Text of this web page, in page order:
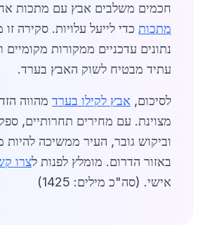
חכמים משלבים אבץ עם מתכות
מתכות כדי לייעל עלויות. סקירה
נתונים עדכניים ממקורות מקומיים
עתיד מבטיח לשוק האבץ בערד.
לסיכום, אבץ לקילו בערד מהווה
מצוינת. עם מחירים תחרותיים,
וביקוש גובר, העיר ממשיכה להיות
באזור הדרום. מומלץ לפנות לצרו
אישי. (סה"כ מילים: 1425)